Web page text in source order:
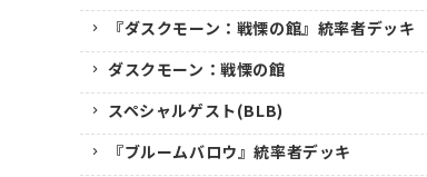
『ダスクモーン：戦慄の館』統率者デッキ
ダスクモーン：戦慄の館
スペシャルゲスト(BLB)
『ブルームバロウ』統率者デッキ